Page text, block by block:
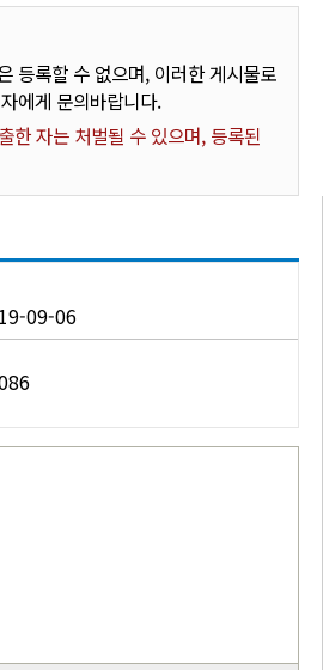
등록할 수 없으며, 이러한 게시물로
에게 문의바랍니다.
한 자는 처벌될 수 있으며, 등록된
09-06